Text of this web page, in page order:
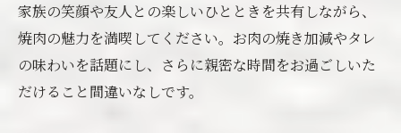
家族の笑顔や友人との楽しいひとときを共有しながら、
焼肉の魅力を満喫してください。お肉の焼き加減やタレ
の味わいを話題にし、さらに親密な時間をお過ごしいた
だけること間違いなしです。